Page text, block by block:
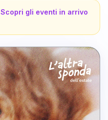
Scopri gli eventi in arrivo